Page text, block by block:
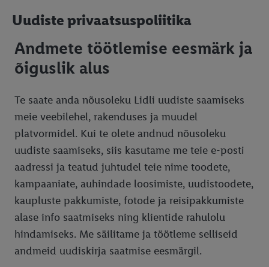
Kinkekaart
Kinkekaartide tellimine juriidilistele isikutele
Kvaliteet
Tööstuskaupade kvaliteedimärgid
Toidu kvaliteedimärgid
Kaupluse otsing
E-mobiilsus
Elektrisõidukite laadimise tingimused
Laadimispunktide privaatsuspoliitika
Parkimine
Toodete tagastamine
Juriidiline teave ja andmekaitse
Äripartnerite privaatsuspoliitika
Vastavus
Eetikakoodeks
Küpsised
Uudiste privaatsuspoliitika
Andmete töötlemise eesmärk ja
õiguslik alus
Te saate anda nõusoleku Lidli uudiste saamiseks
meie veebilehel, rakenduses ja muudel
platvormidel. Kui te olete andnud nõusoleku
uudiste saamiseks, siis kasutame me teie e-posti
aadressi ja teatud juhtudel teie nime toodete,
kampaaniate, auhindade loosimiste, uudistoodete,
kaupluste pakkumiste, fotode ja reisipakkumiste
alase info saatmiseks ning klientide rahulolu
hindamiseks. Me säilitame ja töötleme selliseid
andmeid uudiskirja saatmise eesmärgil.